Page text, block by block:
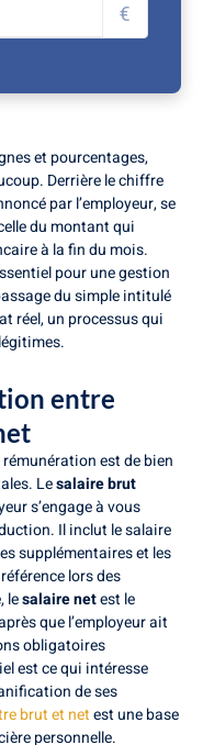
€
et pourcentages,
Derrière le chiffre
par l’employeur, se
du montant qui
à la fin du mois.
pour une gestion
du simple intitulé
réel, un processus qui
entre
est de bien
Lesalaire brut
s’engage à vous
Il inclut le salaire
supplémentaires et les
lors des
lesalaire netest le
que l’employeur ait
obligatoires
est ce qui intéresse
de ses
brut et netest une base
personnelle.